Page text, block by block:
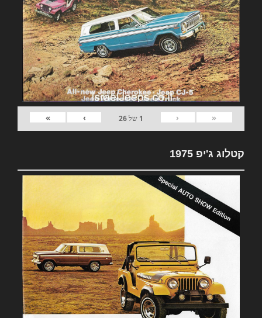
«
‹
1 של26
›
»
קטלוג ג'יפ 1975